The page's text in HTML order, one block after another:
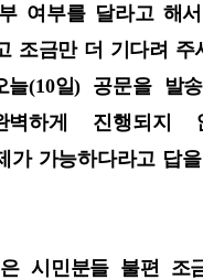
여부를 달라고 해
조금만 더 기다려 주
늘(10일) 공문을 발
하게 진행되지
가 가능하다라고 답
시민분들 불편 조